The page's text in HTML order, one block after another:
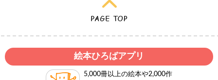
絵本ひろばアプリ
5,000冊以上の絵本や2,000作